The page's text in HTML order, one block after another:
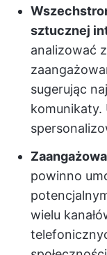
sztucznej
analizować
sugerując
komunikaty.
powinno
wielu